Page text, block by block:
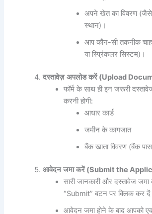
अपने खेत का विवरण
स्थान)।
आप कौन-सी तकनीक
या स्प्रिंकलर सिस्टम)।
दस्तावेज़ अपलोड करें(Upload
फॉर्म के साथ ही इन जरूरी
करनी होगी:
आधार कार्ड
जमीन के कागजात
बैंक खाता विवरण (बैंक
आवेदन जमा करें(Submit the
सारी जानकारी और दस्तावेज
“Submit” बटन पर क्लिक कर
आवेदन जमा होने के बाद आपको